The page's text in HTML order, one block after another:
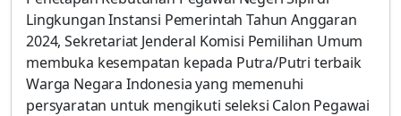
Lingkungan Instansi Pemerintah Tahun Anggaran
2024, Sekretariat Jenderal Komisi Pemilihan Umum
membuka kesempatan kepada Putra/Putri terbaik
Warga Negara Indonesia yang memenuhi
persyaratan untuk mengikuti seleksi Calon Pegawai